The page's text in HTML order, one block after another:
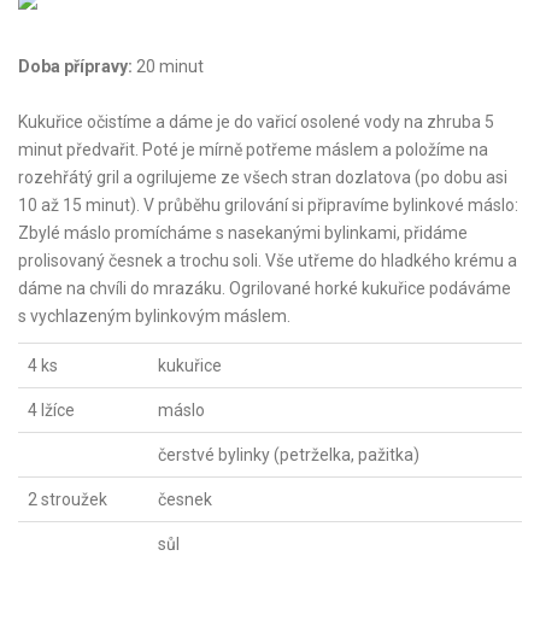
Doba přípravy: 20 minut
Kukuřice očistíme a dáme je do vařicí osolené vody na zhruba 5
minut předvařit. Poté je mírně potřeme máslem a položíme na
rozehřátý gril a ogrilujeme ze všech stran dozlatova (po dobu asi
10 až 15 minut). V průběhu grilování si připravíme bylinkové máslo:
Zbylé máslo promícháme s nasekanými bylinkami, přidáme
prolisovaný česnek a trochu soli. Vše utřeme do hladkého krému a
dáme na chvíli do mrazáku. Ogrilované horké kukuřice podáváme
s vychlazeným bylinkovým máslem.
4 ks kukuřice
4 lžíce máslo
čerstvé bylinky (petrželka, pažitka)
2 stroužek česnek
sůl